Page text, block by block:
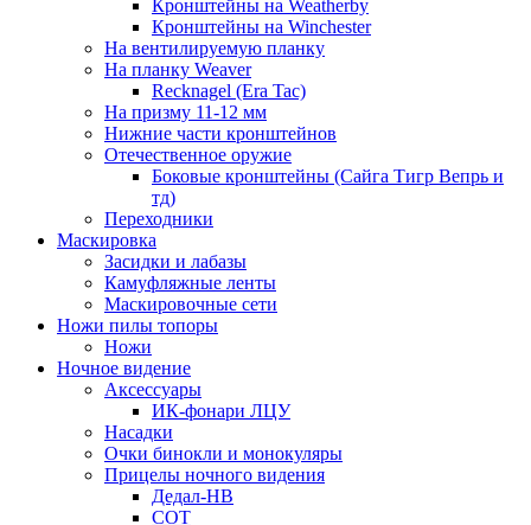
Кронштейны на Weatherby
Кронштейны на Winchester
На вентилируемую планку
На планку Weaver
Recknagel (Era Tac)
На призму 11-12 мм
Нижние части кронштейнов
Отечественное оружие
Боковые кронштейны (Сайга Тигр Вепрь и
тд)
Переходники
Маскировка
Засидки и лабазы
Камуфляжные ленты
Маскировочные сети
Ножи пилы топоры
Ножи
Ночное видение
Аксессуары
ИК-фонари ЛЦУ
Насадки
Очки бинокли и монокуляры
Прицелы ночного видения
Дедал-НВ
СОТ